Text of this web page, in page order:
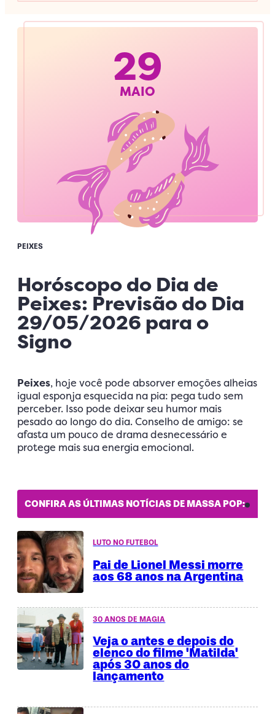
29
MAIO
PEIXES
Horóscopo do Dia de
Peixes: Previsão do Dia
29/05/2026 para o
Signo
Peixes, hoje você pode absorver emoções alheias
igual esponja esquecida na pia: pega tudo sem
perceber. Isso pode deixar seu humor mais
pesado ao longo do dia. Conselho de amigo: se
afasta um pouco de drama desnecessário e
protege mais sua energia emocional.
CONFIRA AS ÚLTIMAS NOTÍCIAS DE MASSA POP:
LUTO NO FUTEBOL
Pai de Lionel Messi morre
aos 68 anos na Argentina
30 ANOS DE MAGIA
Veja o antes e depois do
elenco do filme 'Matilda'
após 30 anos do
lançamento